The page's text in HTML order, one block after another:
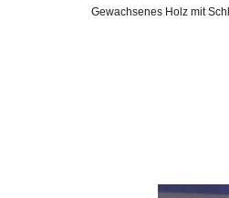
Gewachsenes Holz mit